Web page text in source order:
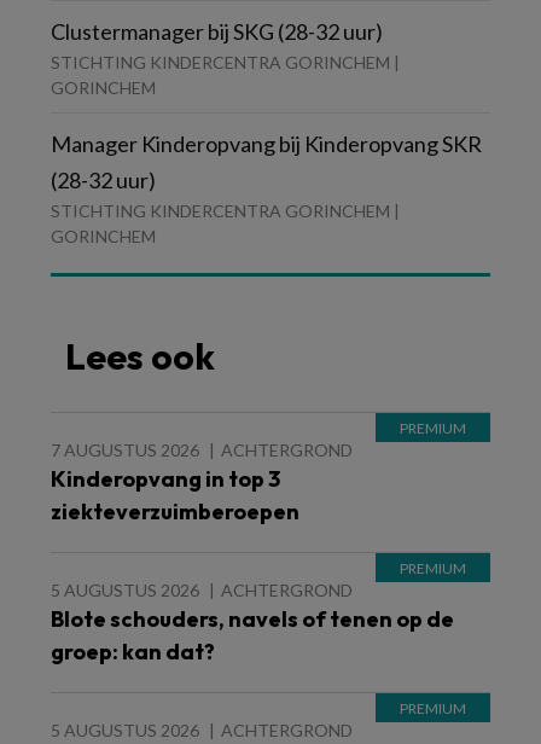
Clustermanager bij SKG (28-32 uur)
STICHTING KINDERCENTRA GORINCHEM |
GORINCHEM
Manager Kinderopvang bij Kinderopvang SKR
(28-32 uur)
STICHTING KINDERCENTRA GORINCHEM |
GORINCHEM
Lees ook
7 AUGUSTUS 2026 ACHTERGROND
Kinderopvang in top 3
ziekteverzuimberoepen
5 AUGUSTUS 2026 ACHTERGROND
Blote schouders, navels of tenen op de
groep: kan dat?
5 AUGUSTUS 2026 ACHTERGROND